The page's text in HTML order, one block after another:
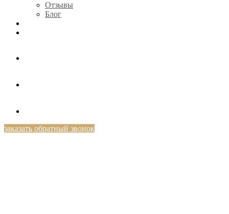
Отзывы
Блог
заказать обратный звонок